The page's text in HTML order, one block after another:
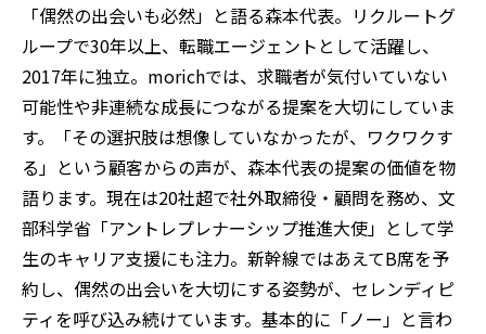
「偶然の出会いも必然」と語る森本代表。リクルートグ
ループで30年以上、転職エージェントとして活躍し、
2017年に独立。morichでは、求職者が気付いていない
可能性や非連続な成長につながる提案を大切にしていま
す。「その選択肢は想像していなかったが、ワクワクす
る」という顧客からの声が、森本代表の提案の価値を物
語ります。現在は20社超で社外取締役・顧問を務め、文
部科学省「アントレプレナーシップ推進大使」として学
生のキャリア支援にも注力。新幹線ではあえてB席を予
約し、偶然の出会いを大切にする姿勢が、セレンディピ
ティを呼び込み続けています。基本的に「ノー」と言わ